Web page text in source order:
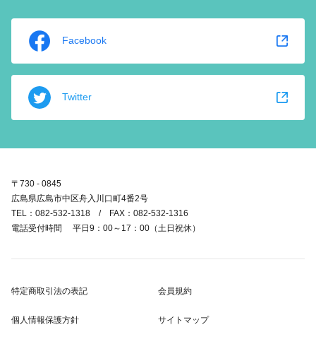
Facebook
Twitter
〒730 - 0845
広島県広島市中区舟入川口町4番2号
TEL：082-532-1318 / FAX：082-532-1316
電話受付時間 平日9：00～17：00（土日祝休）
特定商取引法の表記 会員規約
個人情報保護方針 サイトマップ